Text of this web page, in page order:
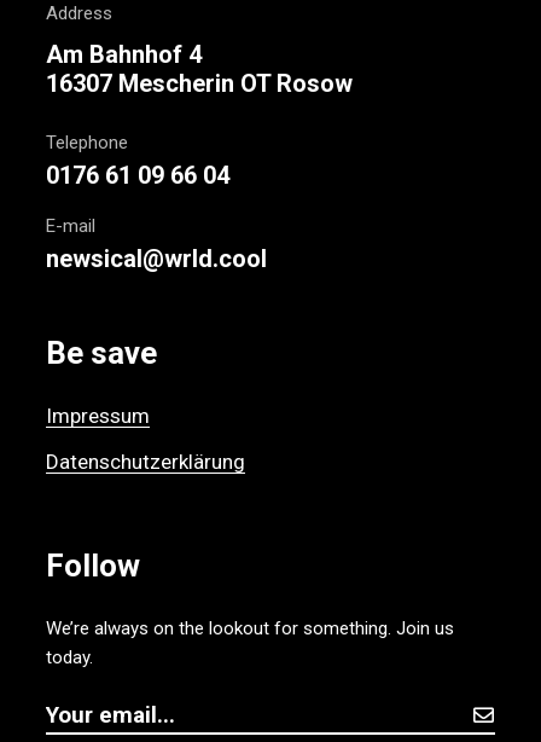
Address
Am Bahnhof 4
16307 Mescherin OT Rosow
Telephone
0176 61 09 66 04
E-mail
newsical@wrld.cool
Be save
Impressum
Datenschutzerklärung
Follow
We’re always on the lookout for something. Join us
today.